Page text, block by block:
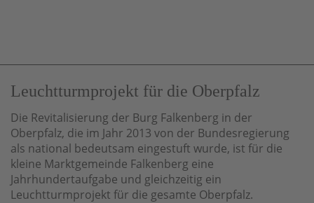
Leuchtturmprojekt für die Oberpfalz
Die Revitalisierung der Burg Falkenberg in der
Oberpfalz, die im Jahr 2013 von der Bundesregierung
als national bedeutsam eingestuft wurde, ist für die
kleine Marktgemeinde Falkenberg eine
Jahrhundertaufgabe und gleichzeitig ein
Leuchtturmprojekt für die gesamte Oberpfalz.